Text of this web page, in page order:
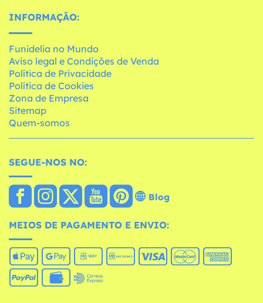
INFORMAÇÃO:
Funidelia no Mundo
Aviso legal e Condições de Venda
Política de Privacidade
Política de Cookies
Zona de Empresa
Sitemap
Quem-somos
SEGUE-NOS NO:
Blog
MEIOS DE PAGAMENTO E ENVIO: